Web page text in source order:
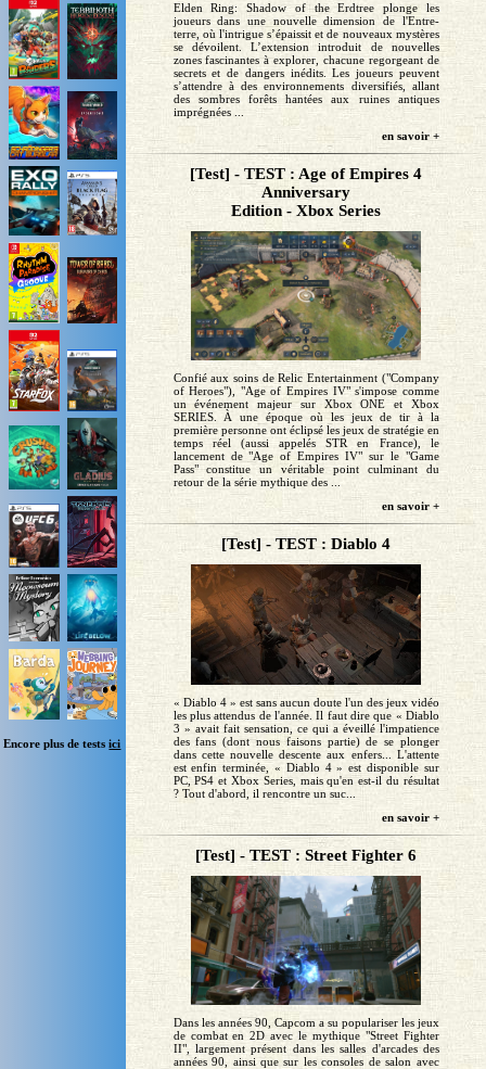
Encore plus de testsici
Elden Ring: Shadow of the Erdtree plonge les
joueurs dans une nouvelle dimension de l'Entre-
terre, où l'intrigue s’épaissit et de nouveaux mystères
se dévoilent. L’extension introduit de nouvelles
zones fascinantes à explorer, chacune regorgeant de
secrets et de dangers inédits. Les joueurs peuvent
s’attendre à des environnements diversifiés, allant
des sombres forêts hantées aux ruines antiques
imprégnées ...
en savoir +
[Test] - TEST : Age of Empires 4
Anniversary
Edition - Xbox Series
Confié aux soins de Relic Entertainment ("Company
of Heroes"), "Age of Empires IV" s'impose comme
un événement majeur sur Xbox ONE et Xbox
SERIES. À une époque où les jeux de tir à la
première personne ont éclipsé les jeux de stratégie en
temps réel (aussi appelés STR en France), le
lancement de "Age of Empires IV" sur le "Game
Pass" constitue un véritable point culminant du
retour de la série mythique des ...
en savoir +
[Test] - TEST : Diablo 4
« Diablo 4 » est sans aucun doute l'un des jeux vidéo
les plus attendus de l'année. Il faut dire que « Diablo
3 » avait fait sensation, ce qui a éveillé l'impatience
des fans (dont nous faisons partie) de se plonger
dans cette nouvelle descente aux enfers... L'attente
est enfin terminée, « Diablo 4 » est disponible sur
PC, PS4 et Xbox Series, mais qu'en est-il du résultat
? Tout d'abord, il rencontre un suc...
en savoir +
[Test] - TEST : Street Fighter 6
Dans les années 90, Capcom a su populariser les jeux
de combat en 2D avec le mythique "Street Fighter
II", largement présent dans les salles d'arcades des
années 90, ainsi que sur les consoles de salon avec